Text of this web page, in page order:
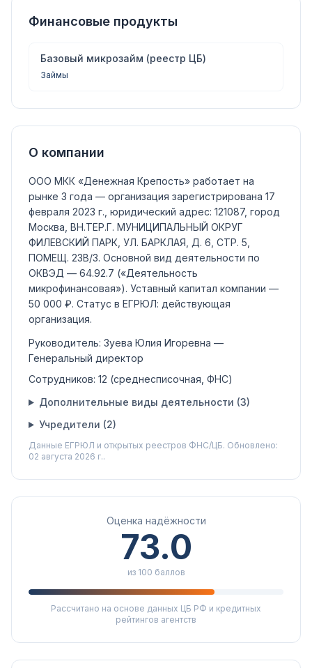
Финансовые продукты
Базовый микрозайм (реестр ЦБ)
Займы
О компании
ООО МКК «Денежная Крепость» работает на
рынке 3 года — организация зарегистрирована 17
февраля 2023 г., юридический адрес: 121087, город
Москва, ВН.ТЕР.Г. МУНИЦИПАЛЬНЫЙ ОКРУГ
ФИЛЕВСКИЙ ПАРК, УЛ. БАРКЛАЯ, Д. 6, СТР. 5,
ПОМЕЩ. 23В/3. Основной вид деятельности по
ОКВЭД — 64.92.7 («Деятельность
микрофинансовая»). Уставный капитал компании —
50 000 ₽. Статус в ЕГРЮЛ: действующая
организация.
Руководитель: Зуева Юлия Игоревна —
Генеральный директор
Сотрудников: 12 (среднесписочная, ФНС)
Дополнительные виды деятельности (3)
Учредители (2)
Данные ЕГРЮЛ и открытых реестров ФНС/ЦБ. Обновлено:
02 августа 2026 г..
Оценка надёжности
73.0
из 100 баллов
Рассчитано на основе данных ЦБ РФ и кредитных
рейтингов агентств